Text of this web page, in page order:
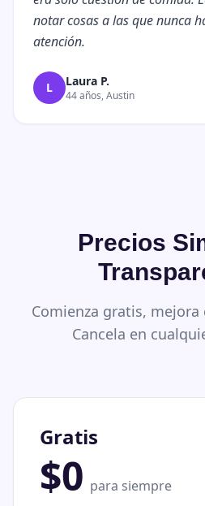
notar cosas a las que nunca
atención.
L Laura P.
44 años, Austin
Precios
Comienza gratis,
Cancela en
Gratis
$0 para siempre